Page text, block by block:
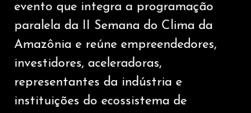
evento que integra a programação
paralela da II Semana do Clima da
Amazônia e reúne empreendedores,
investidores, aceleradoras,
representantes da indústria e
instituições do ecossistema de